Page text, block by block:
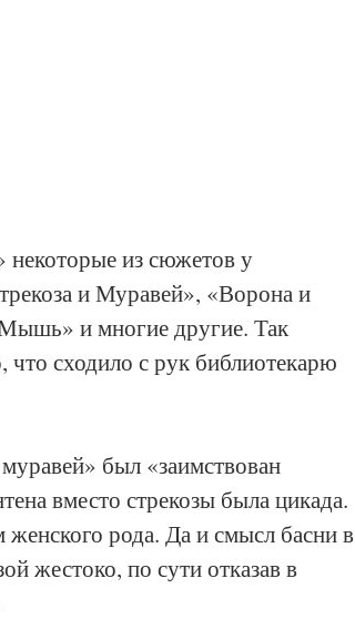
из сюжетов у
и Муравей», «Ворона и
и многие другие. Так
сходило с рук библиотекарю
был «заимствован
вместо стрекозы была цикада.
рода. Да и смысл басни в
жестоко, по сути отказав в